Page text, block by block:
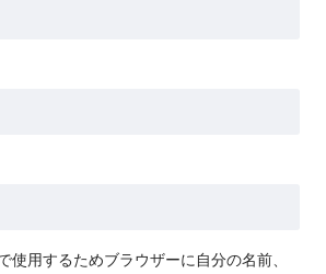
使用するためブラウザーに自分の名前、